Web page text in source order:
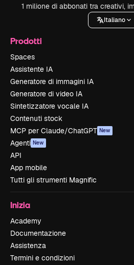
1 milione di abbonati tra creativi,
Italiano
Prodotti
Spaces
Assistente IA
Generatore di immagini IA
Generatore di video IA
Sintetizzatore vocale IA
Contenuti stock
MCP per Claude/ChatGPT New
Agenti New
API
App mobile
Tutti gli strumenti Magnific
Inizia
Academy
Documentazione
Assistenza
Termini e condizioni